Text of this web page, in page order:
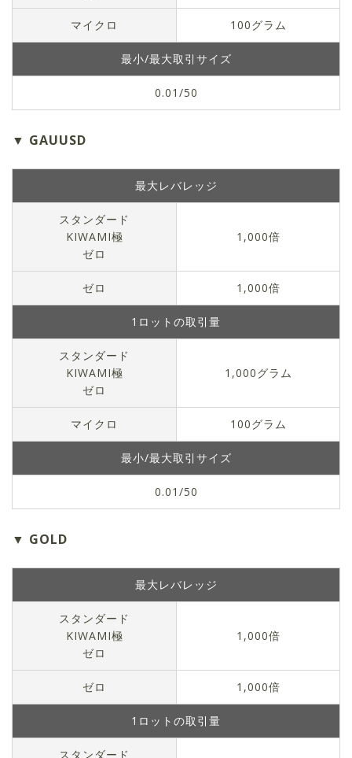
マイクロ 100グラム
最小/最大取引サイズ
0.01/50
GAUUSD
最大レバレッジ
スタンダード
KIWAMI極
ゼロ
1,000倍
ゼロ 1,000倍
1ロットの取引量
スタンダード
KIWAMI極
ゼロ
1,000グラム
マイクロ 100グラム
最小/最大取引サイズ
0.01/50
GOLD
最大レバレッジ
スタンダード
KIWAMI極
ゼロ
1,000倍
ゼロ 1,000倍
1ロットの取引量
スタンダード